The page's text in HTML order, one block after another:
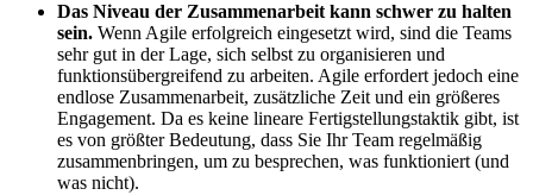
Das Niveau der Zusammenarbeit kann schwer zu halten
sein. Wenn Agile erfolgreich eingesetzt wird, sind die Teams
sehr gut in der Lage, sich selbst zu organisieren und
funktionsübergreifend zu arbeiten. Agile erfordert jedoch eine
endlose Zusammenarbeit, zusätzliche Zeit und ein größeres
Engagement. Da es keine lineare Fertigstellungstaktik gibt, ist
es von größter Bedeutung, dass Sie Ihr Team regelmäßig
zusammenbringen, um zu besprechen, was funktioniert (und
was nicht).